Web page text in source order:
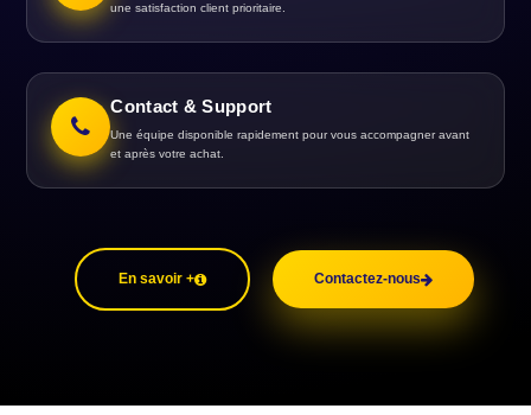
une satisfaction client prioritaire.
Contact & Support
Une équipe disponible rapidement pour vous accompagner avant
et après votre achat.
En savoir + Contactez-nous